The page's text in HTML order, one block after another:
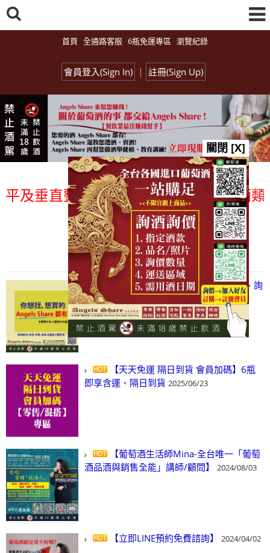
首頁 全通路客服 6瓶免運專區 瀏覽紀錄
會員登入(Sign In) | 註冊(Sign Up)
垂直整合、一次購足」各國進口酒類
總覽-促銷&活動
all events
【凡酒問Angels Share】線上選酒、詢
(尋)酒、詢價、零售、批發，看這裡!
2024/03/01
【天天免運 隔日到貨 會員加碼】6瓶
即享含運、隔日到貨 2025/06/23
【葡萄酒生活師Mina-全台唯一「葡萄
酒品酒與銷售全能」講師/顧問】
2024/08/03
【立即LINE預約免費諮詢】 2024/04/02
關閉 [X]